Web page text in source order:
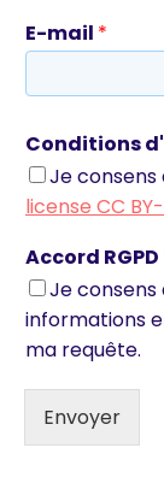
E-mail *
Conditions
Je
license CC
Accord RGPD
Je
informations
ma requête.
Envoyer